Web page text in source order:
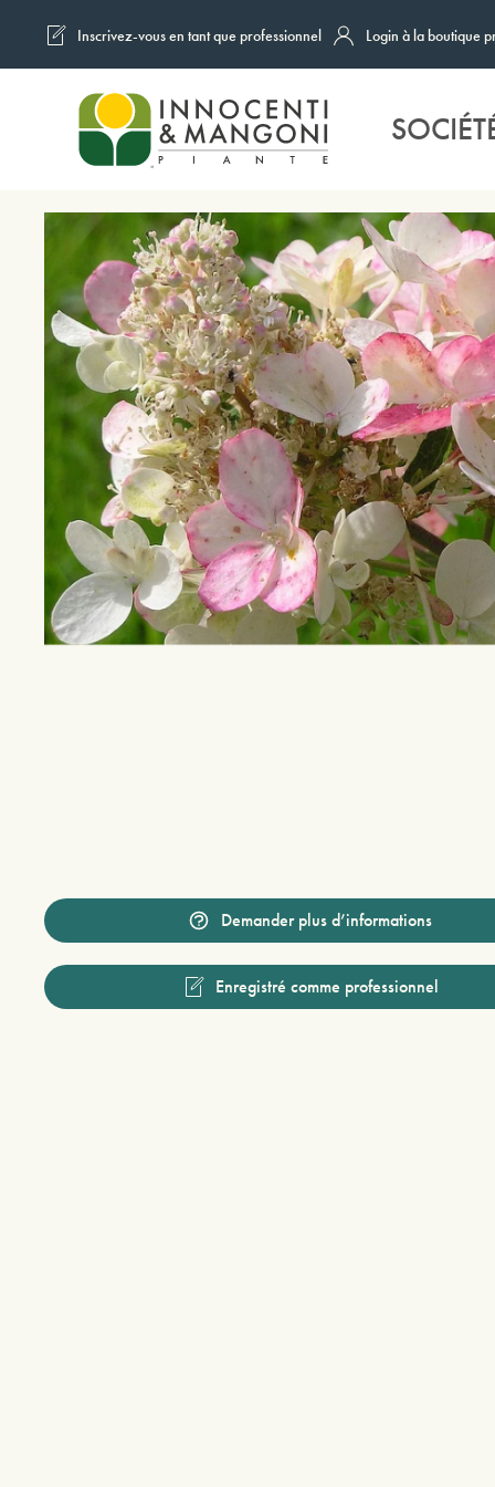
Skip to main content
Inscrivez-vous en tant que professionnel Login à la boutique
Demander plus d’informations
Enregistré comme professionnel